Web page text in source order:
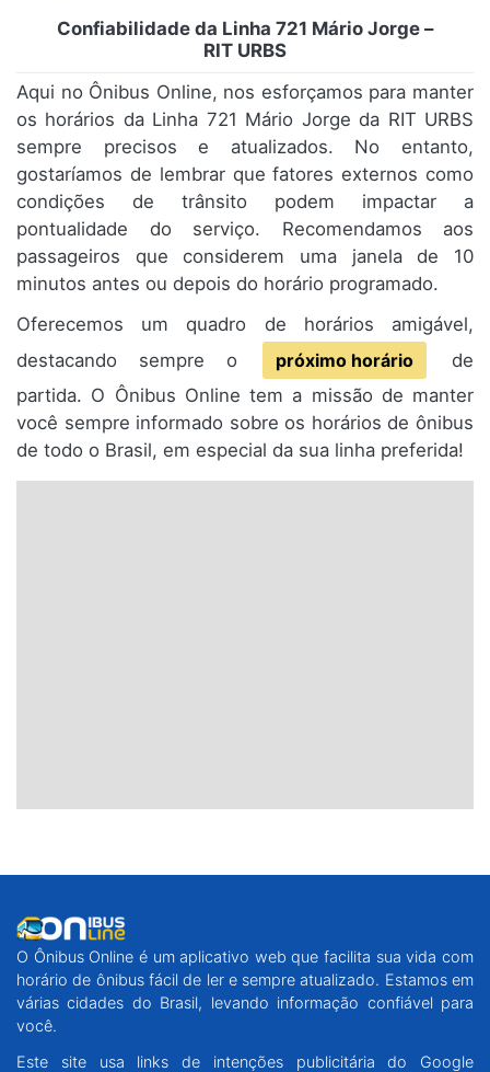
Confiabilidade da Linha 721 Mário Jorge –
RIT URBS
Aqui no Ônibus Online, nos esforçamos para manter
os horários da Linha 721 Mário Jorge da RIT URBS
sempre precisos e atualizados. No entanto,
gostaríamos de lembrar que fatores externos como
condições de trânsito podem impactar a
pontualidade do serviço. Recomendamos aos
passageiros que considerem uma janela de 10
minutos antes ou depois do horário programado.
Oferecemos um quadro de horários amigável,
destacando sempre o
próximo horário
de
partida. O Ônibus Online tem a missão de manter
você sempre informado sobre os horários de ônibus
de todo o Brasil, em especial da sua linha preferida!
O Ônibus Online é um aplicativo web que facilita sua vida com
horário de ônibus fácil de ler e sempre atualizado. Estamos em
várias cidades do Brasil, levando informação confiável para
você.
Este site usa links de intenções publicitária do Google